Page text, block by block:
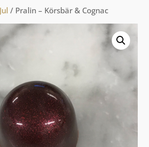
Jul / Pralin – Körsbär & Cognac